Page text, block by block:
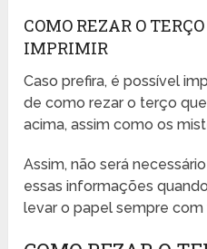
COMO REZAR O
IMPRIMIR
Caso prefira, é possível
de como rezar o terço
acima, assim como os
Assim, não será
essas informações
levar o papel sempre com